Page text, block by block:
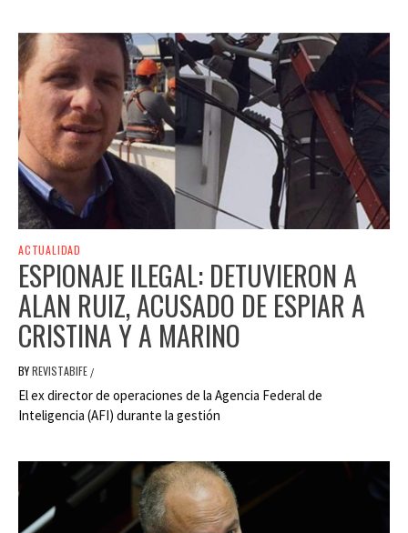
ACTUALIDAD
ESPIONAJE ILEGAL: DETUVIERON A
ALAN RUIZ, ACUSADO DE ESPIAR A
CRISTINA Y A MARINO
BYREVISTABIFE /
El ex director de operaciones de la Agencia Federal de
Inteligencia (AFI) durante la gestión